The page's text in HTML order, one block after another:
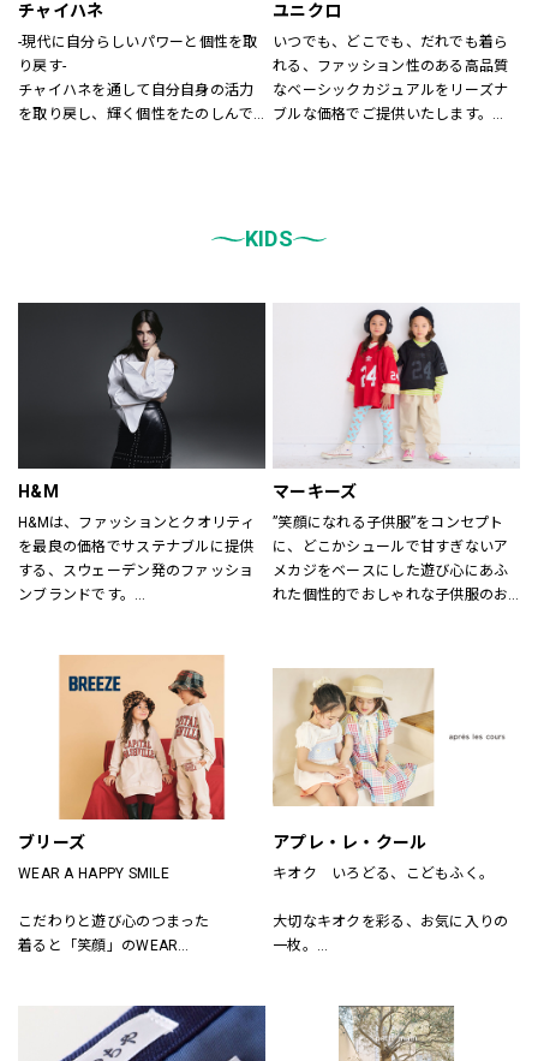
ともに生きよう
チャイハネ
-現代に自分らしいパワーと個性を取
り戻す-
チャイハネを通して自分自身の活力
を取り戻し、輝く個性をたのしんで
を取り戻す力になりたいと考えてい
ユニクロ
いつでも、どこでも、だれでも着ら
れる、ファッション性のある高品質
なベーシックカジュアルをリーズナ
ブルな価格でご提供いたします。
などをゾーンに分けて配置し、広
す。
どうぞご来店ください。
KIDS
H&M
H&Mは、ファッションとクオリティ
を最良の価格でサステナブルに提供
する、スウェーデン発のファッショ
ンブランドです。
さまをお迎えしています。
H&Mお問い合わせ窓口:
https://lin.ee/k1gDN7M（LINEでの
お問い合わせ）
マーキーズ
”笑顔になれる子供服”をコンセプト
に、どこかシュールで甘すぎないア
メカジをベースにした遊び心にあふ
れた個性的でおしゃれな子供服のお
ブリーズ
WEAR A HAPPY SMILE
こだわりと遊び心のつまった
着ると「笑顔」のWEAR
アプレ・レ・クール
キオク　いろどる、こどもふく。
大切なキオクを彩る、お気に入りの
一枚。
日々を　トクベツに過ごせるそんな
「一枚」をお届けします。